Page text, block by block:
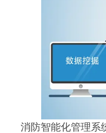
消防智能化管理系